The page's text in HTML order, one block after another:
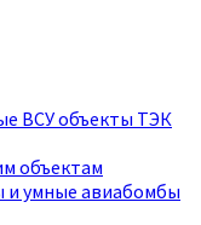
ВСУ объекты ТЭК
объектам
и умные авиабомбы